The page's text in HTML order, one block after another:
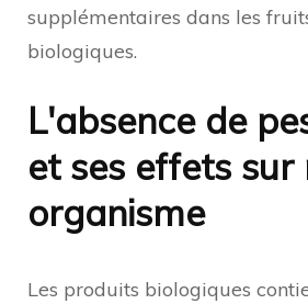
supplémentaires dans les
biologiques.
L'absence de
et ses effets sur
organisme
Les produits biologiques